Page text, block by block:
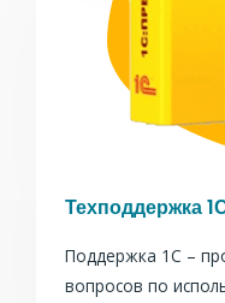
Техподдержка
Поддержка 1С –
вопросов по